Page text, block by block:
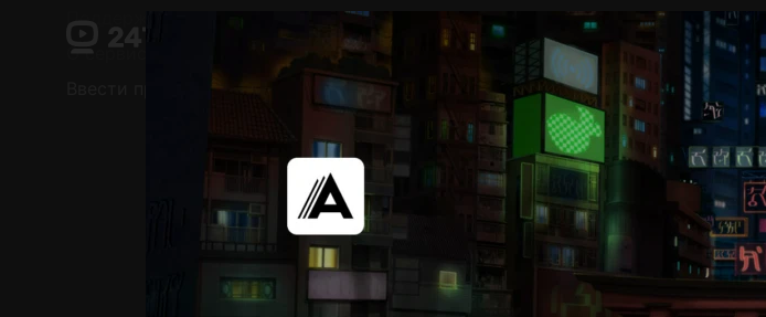
Пользовательское соглашение Политика конфиденциальности
Ввести промокод
Установить на ТВ Бесплатные каналы Контакты